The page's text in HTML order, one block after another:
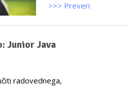
>>> Preveri
Junior Java
radovednega,